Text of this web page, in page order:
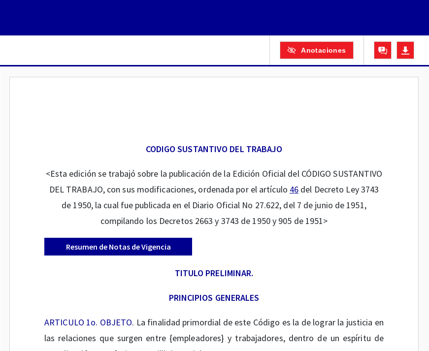
Anotaciones
CODIGO SUSTANTIVO DEL TRABAJO
<Esta edición se trabajó sobre la publicación de la Edición Oficial del CÓDIGO SUSTANTIVO
DEL TRABAJO, con sus modificaciones, ordenada por el artículo 46 del Decreto Ley 3743
de 1950, la cual fue publicada en el Diario Oficial No 27.622, del 7 de junio de 1951,
compilando los Decretos 2663 y 3743 de 1950 y 905 de 1951>
Resumen de Notas de Vigencia
TITULO PRELIMINAR.
PRINCIPIOS GENERALES
ARTICULO 1o. OBJETO. La finalidad primordial de este Código es la de lograr la justicia en
las relaciones que surgen entre {empleadores} y trabajadores, dentro de un espíritu de